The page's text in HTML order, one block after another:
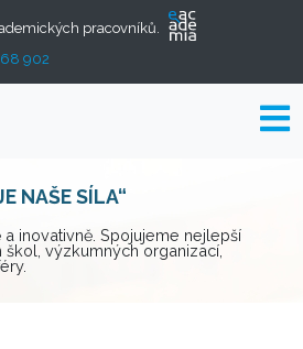
pracovníků.
902
NAŠE SÍLA“
inovativně. Spojujeme nejlepší
výzkumných organizací,